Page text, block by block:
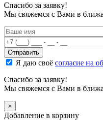
Спасибо за заявку!
Мы свяжемся с Вами в
Я даю своё согласие на
Спасибо за заявку!
Мы свяжемся с Вами в
×
Добавление в корзину